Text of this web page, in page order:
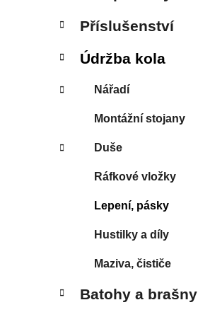
p
n
l
Příslušenství
Údržba kola
Nářadí
Montážní stojany
Duše
Ráfkové vložky
Lepení, pásky
Hustilky a díly
Maziva, čističe
Batohy a brašny